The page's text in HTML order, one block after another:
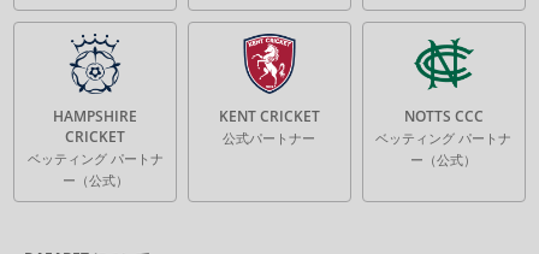
HAMPSHIRE
CRICKET
ベッティング パートナ
ー（公式）
KENT CRICKET
公式パートナー
NOTTS CCC
ベッティング パートナ
ー（公式）